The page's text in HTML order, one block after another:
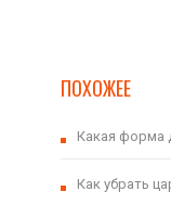
ПОХОЖЕЕ
Какая форма
Как убрать